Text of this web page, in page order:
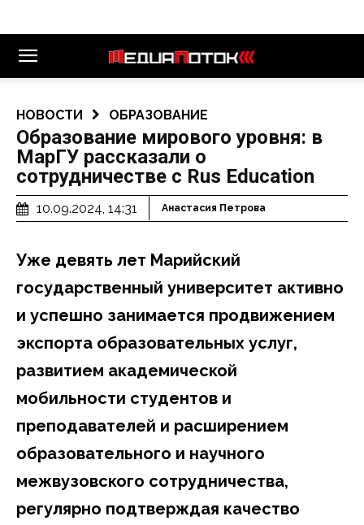
НОВОСТИ ОБРАЗОВАНИЕ
Образование мирового уровня: в
МарГУ рассказали о
сотрудничестве с Rus Education
10.09.2024, 14:31 Анастасия Петрова
Уже девять лет Марийский
государственный университет активно
и успешно занимается продвижением
экспорта образовательных услуг,
развитием академической
мобильности студентов и
преподавателей и расширением
образовательного и научного
межвузовского сотрудничества,
регулярно подтверждая качество